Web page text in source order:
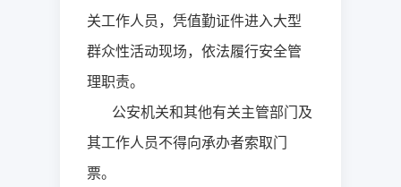
关工作人员，凭值勤证件进入大型
群众性活动现场，依法履行安全管
理职责。
公安机关和其他有关主管部门及
其工作人员不得向承办者索取门
票。